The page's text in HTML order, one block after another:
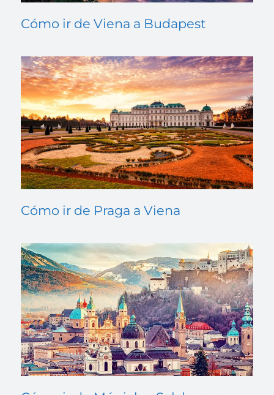
Cómo ir de Viena a Budapest
Cómo ir de Praga a Viena